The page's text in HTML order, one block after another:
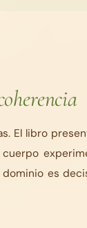
El libro
es